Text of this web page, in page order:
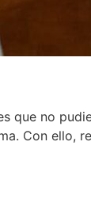
que no
Con ello,